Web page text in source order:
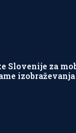
Slovenije za